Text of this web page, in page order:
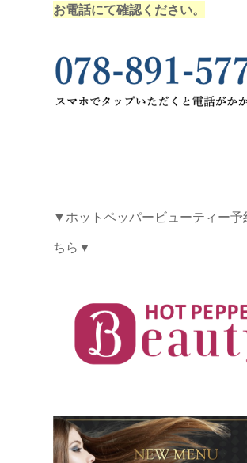
お電話にて確認ください。
▼ホットペッパービューティー予
ちら▼